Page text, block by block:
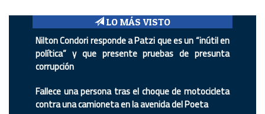
LO MÁS VISTO
Nilton Condori responde a Patzi que es un “inútil en
política” y que presente pruebas de presunta
corrupción
Fallece una persona tras el choque de motocicleta
contra una camioneta en la avenida del Poeta